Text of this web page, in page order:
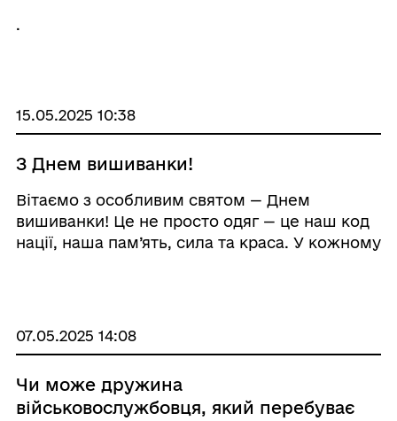
.
15.05.2025 10:38
З Днем вишиванки!
Вітаємо з особливим святом — Днем
вишиванки! Це не просто одяг — це наш код
нації, наша пам’ять, сила та краса. У кожному
07.05.2025 14:08
Чи може дружина
військовослужбовця, який перебуває